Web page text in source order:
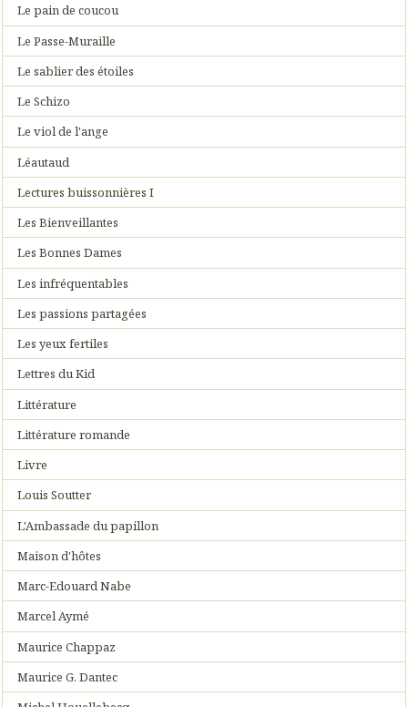
Le pain de coucou
Le Passe-Muraille
Le sablier des étoiles
Le Schizo
Le viol de l'ange
Léautaud
Lectures buissonnières I
Les Bienveillantes
Les Bonnes Dames
Les infréquentables
Les passions partagées
Les yeux fertiles
Lettres du Kid
Littérature
Littérature romande
Livre
Louis Soutter
L'Ambassade du papillon
Maison d'hôtes
Marc-Edouard Nabe
Marcel Aymé
Maurice Chappaz
Maurice G. Dantec